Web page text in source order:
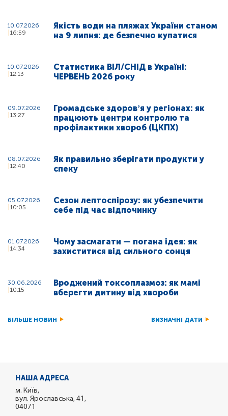
10.07.2026
16:59
Якість води на пляжах України станом
на 9 липня: де безпечно купатися
10.07.2026
12:13
Статистика ВІЛ/СНІД в Україні:
ЧЕРВЕНЬ 2026 року
09.07.2026
13:27
Громадське здоровʼя у регіонах: як
працюють центри контролю та
профілактики хвороб (ЦКПХ)
08.07.2026
12:40
Як правильно зберігати продукти у
спеку
05.07.2026
10:05
Сезон лептоспірозу: як убезпечити
себе під час відпочинку
01.07.2026
14:34
Чому засмагати — погана ідея: як
захиститися від сильного сонця
30.06.2026
10:15
Вроджений токсоплазмоз: як мамі
вберегти дитину від хвороби
БІЛЬШЕ НОВИН ВИЗНАЧНІ ДАТИ
НАША АДРЕСА
м. Київ,
вул. Ярославська, 41,
04071